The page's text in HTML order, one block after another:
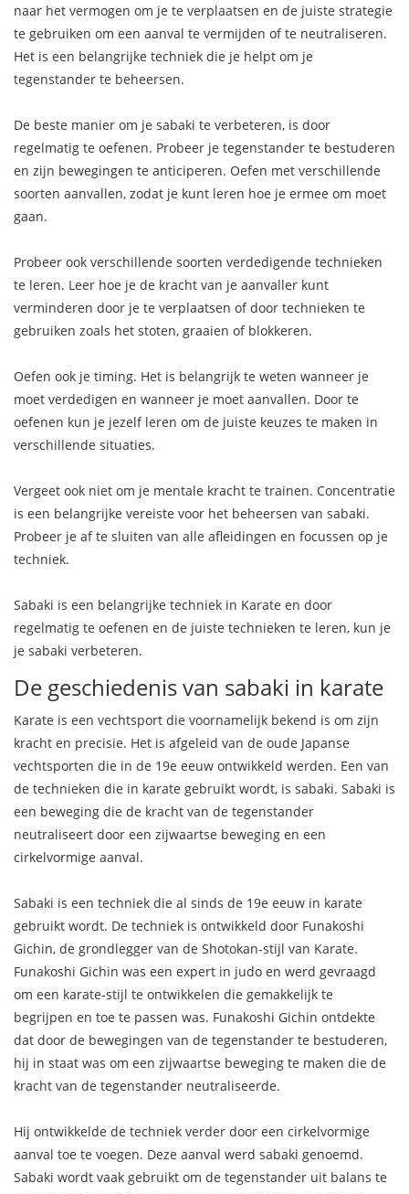
naar het vermogen om je te verplaatsen en de juiste strategie
te gebruiken om een aanval te vermijden of te neutraliseren.
Het is een belangrijke techniek die je helpt om je
tegenstander te beheersen.
De beste manier om je sabaki te verbeteren, is door
regelmatig te oefenen. Probeer je tegenstander te bestuderen
en zijn bewegingen te anticiperen. Oefen met verschillende
soorten aanvallen, zodat je kunt leren hoe je ermee om moet
gaan.
Probeer ook verschillende soorten verdedigende technieken
te leren. Leer hoe je de kracht van je aanvaller kunt
verminderen door je te verplaatsen of door technieken te
gebruiken zoals het stoten, graaien of blokkeren.
Oefen ook je timing. Het is belangrijk te weten wanneer je
moet verdedigen en wanneer je moet aanvallen. Door te
oefenen kun je jezelf leren om de juiste keuzes te maken in
verschillende situaties.
Vergeet ook niet om je mentale kracht te trainen. Concentratie
is een belangrijke vereiste voor het beheersen van sabaki.
Probeer je af te sluiten van alle afleidingen en focussen op je
techniek.
Sabaki is een belangrijke techniek in Karate en door
regelmatig te oefenen en de juiste technieken te leren, kun je
je sabaki verbeteren.
De geschiedenis van sabaki in karate
Karate is een vechtsport die voornamelijk bekend is om zijn
kracht en precisie. Het is afgeleid van de oude Japanse
vechtsporten die in de 19e eeuw ontwikkeld werden. Een van
de technieken die in karate gebruikt wordt, is sabaki. Sabaki is
een beweging die de kracht van de tegenstander
neutraliseert door een zijwaartse beweging en een
cirkelvormige aanval.
Sabaki is een techniek die al sinds de 19e eeuw in karate
gebruikt wordt. De techniek is ontwikkeld door Funakoshi
Gichin, de grondlegger van de Shotokan-stijl van Karate.
Funakoshi Gichin was een expert in judo en werd gevraagd
om een karate-stijl te ontwikkelen die gemakkelijk te
begrijpen en toe te passen was. Funakoshi Gichin ontdekte
dat door de bewegingen van de tegenstander te bestuderen,
hij in staat was om een zijwaartse beweging te maken die de
kracht van de tegenstander neutraliseerde.
Hij ontwikkelde de techniek verder door een cirkelvormige
aanval toe te voegen. Deze aanval werd sabaki genoemd.
Sabaki wordt vaak gebruikt om de tegenstander uit balans te